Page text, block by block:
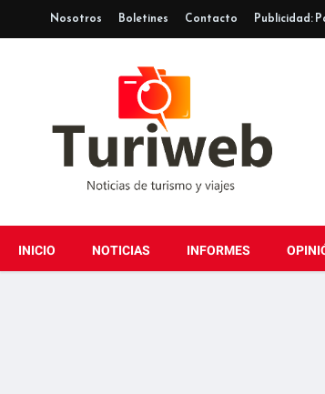
Nosotros Boletines Contacto Publicidad:
INICIO NOTICIAS INFORMES